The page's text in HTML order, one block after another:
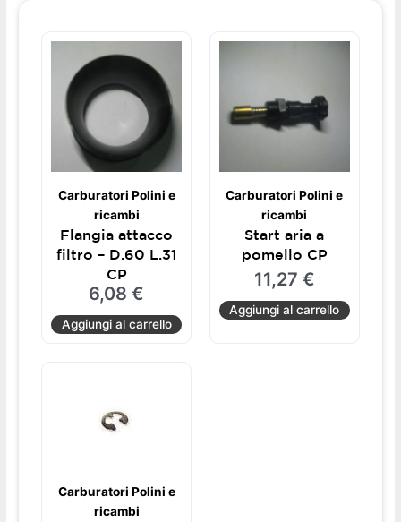
Carburatori Polini e
ricambi
Flangia attacco
filtro – D.60 L.31
CP
6,08€
Aggiungi al carrello
Carburatori Polini e
ricambi
Start aria a
pomello CP
11,27 €
Aggiungi al carrello
Carburatori Polini e
ricambi